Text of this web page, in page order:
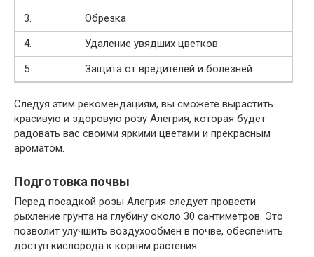
3.
Обрезка
4.
Удаление увядших цветков
5.
Защита от вредителей и болезней
Следуя этим рекомендациям, вы сможете вырастить
красивую и здоровую розу Алегрия, которая будет
радовать вас своими яркими цветами и прекрасным
ароматом.
Подготовка почвы
Перед посадкой розы Алегрия следует провести
рыхление грунта на глубину около 30 сантиметров. Это
позволит улучшить воздухообмен в почве, обеспечить
доступ кислорода к корням растения.